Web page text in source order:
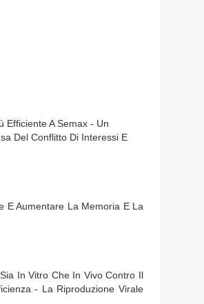
Efficiente A Semax - Un
Del Conflitto Di Interessi E
E Aumentare La Memoria E La
In Vitro Che In Vivo Contro Il
- La Riproduzione Virale